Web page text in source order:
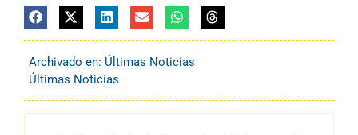
Archivado en: Últimas Noticias
Últimas Noticias